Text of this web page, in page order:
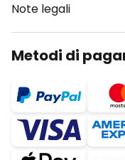
Note legali
Metodi di